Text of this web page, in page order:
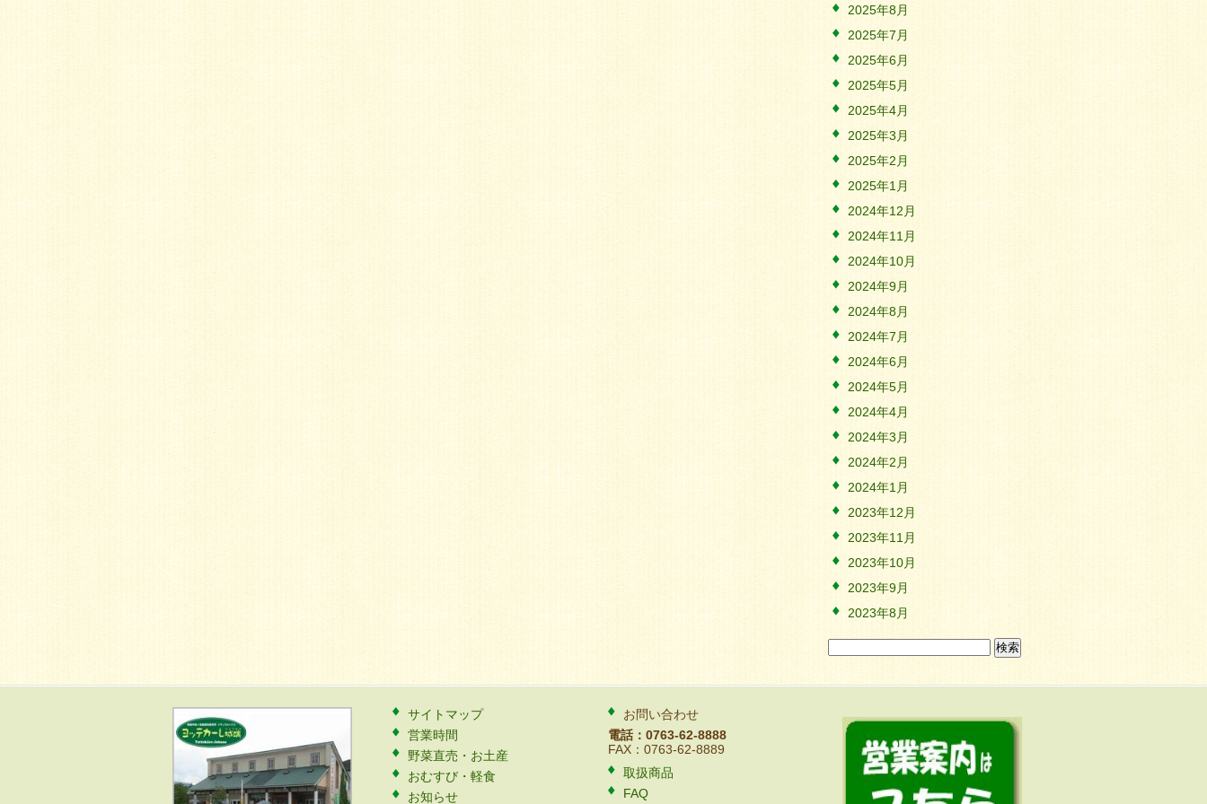
2025年8月
2025年7月
2025年6月
2025年5月
2025年4月
2025年3月
2025年2月
2025年1月
2024年12月
2024年11月
2024年10月
2024年9月
2024年8月
2024年7月
2024年6月
2024年5月
2024年4月
2024年3月
2024年2月
2024年1月
2023年12月
2023年11月
2023年10月
2023年9月
2023年8月
検
索:
サイトマップ
営業時間
野菜直売・お土産
おむすび・軽食
お知らせ
お問い合わせ
電話：0763-62-8888
FAX：0763-62-8889
取扱商品
FAQ